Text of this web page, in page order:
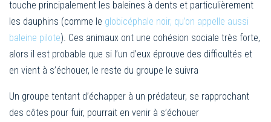
touche principalement les baleines à dents et particulièrement
les dauphins (comme le globicéphale noir, qu’on appelle aussi
baleine pilote). Ces animaux ont une cohésion sociale très forte,
alors il est probable que si l’un d’eux éprouve des difficultés et
en vient à s’échouer, le reste du groupe le suivra
Un groupe tentant d’échapper à un prédateur, se rapprochant
des côtes pour fuir, pourrait en venir à s’échouer